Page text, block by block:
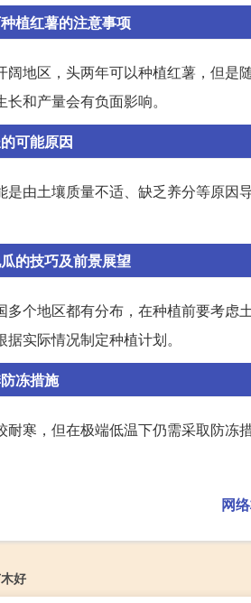
植红薯的注意事项
阔地区，头两年可以种植红薯，但是
和产量会有负面影响。
可能原因
是由土壤质量不适、缺乏养分等原因
的技巧及前景展望
多个地区都有分布，在种植前要考
实际情况制定种植计划。
冻措施
耐寒，但在极端低温下仍需采取防
网
好